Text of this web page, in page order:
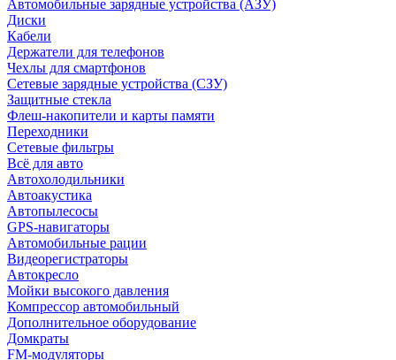
Автомобильные зарядные устройства (АЗУ)
Диски
Кабели
Держатели для телефонов
Чехлы для смартфонов
Сетевые зарядные устройства (СЗУ)
Защитные стекла
Флеш-накопители и карты памяти
Переходники
Сетевые фильтры
Всё для авто
Автохолодильники
Автоакустика
Автопылесосы
GPS-навигаторы
Автомобильные рации
Видеорегистраторы
Автокресло
Мойки высокого давления
Компрессор автомобильный
Дополнительное оборудование
Домкраты
FM-модуляторы